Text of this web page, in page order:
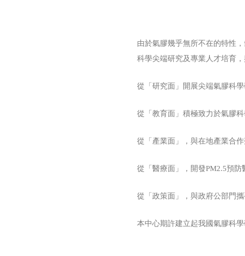
由於氣膠幾乎無所不在的特性
科學尖端研究及專業人才培育
從「研究面」開展尖端氣膠科
從「教育面」積極致力於氣膠
從「產業面」，與在地產業合
從「醫療面」，開發PM2.5預
從「政策面」，與政府公部門
本中心期許建立起我國氣膠科